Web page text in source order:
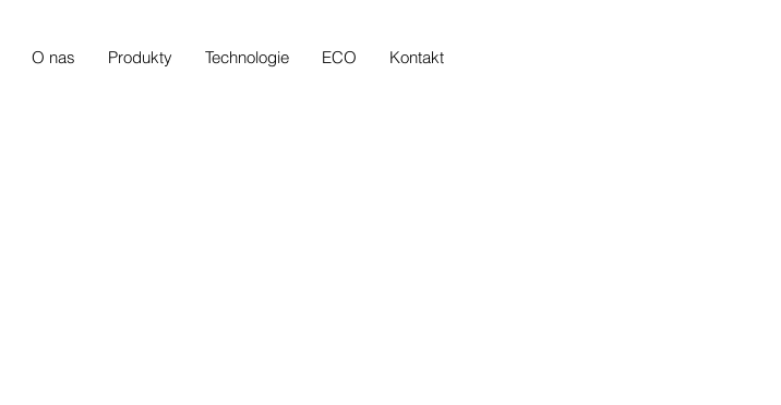
O nas Produkty Technologie ECO Kontakt